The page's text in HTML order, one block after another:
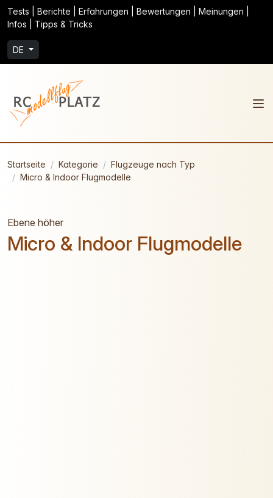
Tests | Berichte | Erfahrungen | Bewertungen | Meinungen |
Infos | Tipps & Tricks
DE
Startseite Kategorie
Flugzeuge nach Typ
Micro & Indoor Flugmodelle
Ebene höher
Micro & Indoor Flugmodelle